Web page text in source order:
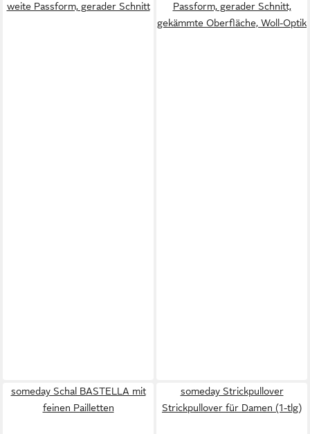
weite Passform, gerader Schnitt
Passform, gerader Schnitt,
gekämmte Oberfläche, Woll-Optik
someday Schal BASTELLA mit
feinen Pailletten
someday Strickpullover
Strickpullover für Damen (1-tlg)